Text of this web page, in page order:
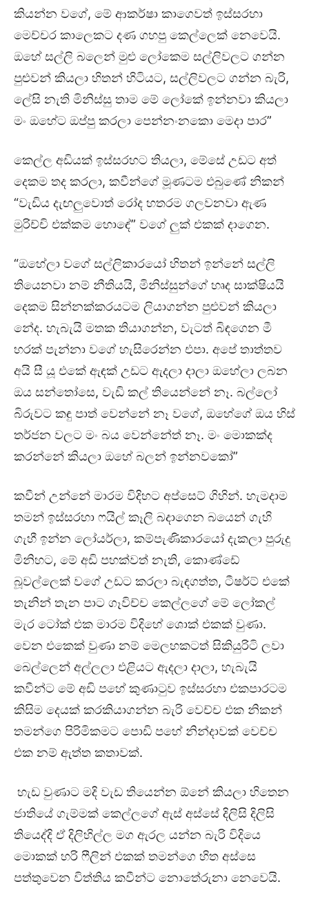
කියන්න වගේ, මේ ආකර්ෂා කාගෙවත් ඉස්සරහා
මෙච්චර කාලෙකට දණ ගහපු කෙල්ලෙක් නෙවෙයි.
ඔහේ සල්ලි බලෙන් මුළු ලෝකෙම සල්ලිවලට ගන්න
පුළුවන් කියලා හිතන් හිටියට, සල්ලිවලට ගන්න බැරි,
ලේසි නැති මිනිස්සු තාම මේ ලෝකේ ඉන්නවා කියලා
මං ඔහේට ඔප්පු කරලා පෙන්නංනකො මෙදා පාර”
කෙල්ල අඩියක් ඉස්සරහට තියලා, මේසේ උඩට අත්
දෙකම තද කරලා, කවීන්ගේ මූණටම එබුණේ නිකන්
“වැඩිය දැඟලුවොත් රෝද හතරම ගලවනවා ඇණ
මුරිච්චි එක්කම හොඳේ” වගේ ලුක් එකක් දාගෙන.
“ඔහේලා වගේ සල්ලිකාරයෝ හිතන් ඉන්නේ සල්ලි
තියෙනවා නම් නීතියයි, මිනිස්සුන්ගේ හෘද සාක්ෂියයි
දෙකම සින්නක්කරයටම ලියාගන්න පුළුවන් කියලා
නේද. හැබැයි මතක තියාගන්න, වැටත් බිඳගෙන මී
හරක් පැන්නා වගේ හැසිරෙන්න එපා. අපේ තාත්තව
අයි සී යූ එකේ ඇඳක් උඩට ඇදලා දාලා ඔහේලා ලබන
ඔය සන්තෝසෙ, වැඩි කල් තියෙන්නේ නෑ. බල්ලෝ
බිරුවට කඳු පාත් වෙන්නේ නෑ වගේ, ඔහේගේ ඔය හිස්
තර්ජන වලට මං බය වෙන්නේත් නෑ. මං මොකක්ද
කරන්නේ කියලා ඔහේ බලන් ඉන්නවකෝ”
කවීන් උන්නේ මාරම විදිහට අප්සෙට් ගිහින්. හැමදාම
තමන් ඉස්සරහා ෆයිල් කෑලි බදාගෙන බයෙන් ගැහි
ගැහී ඉන්න ලෝයර්ලා, කම්පැණිකාරයෝ දැකලා පුරුදු
මිනිහට, මේ අඩි පහක්වත් නැති, කොණ්ඩේ
බූවල්ලෙක් වගේ උඩට කරලා බැඳගත්ත, ටීෂර්ට් එකේ
තැනින් තැන පාට ගෑවිච්ච කෙල්ලගේ මේ ලෝකල්
මැර ටෝක් එක මාරම විදිහේ ශොක් එකක් වුණා.
වෙන එකෙක් වුණා නම් මෙලහකටත් සිකියුරිටි ලවා
බෙල්ලෙන් අල්ලලා එළියට ඇදලා දාලා, හැබැයි
කවීන්ට මේ අඩි පහේ කුණාටුව ඉස්සරහා එකපාරටම
කිසිම දෙයක් කරකියාගන්න බැරි වෙච්ච එක නිකන්
තමන්ගෙ පිරිමිකමට පොඩි පහේ නින්දාවක් වෙච්ච
එක නම් ඇත්ත කතාවක්.
හැඩ වුණාට මදි වැඩ තියෙන්න ඕනේ කියලා හිතෙන
ජාතියේ ගැම්මක් කෙල්ලගේ ඇස් අස්සේ දිලිසි දිලිසි
තියෙද්දි ඒ දිලිහිල්ල මග ඇරල යන්න බැරි විදියෙ
මොකක් හරි ෆීලින් එකක් තමන්ගෙ හිත අස්සෙ
පත්තුවෙන විත්තිය කවීන්ට නොතේරුනා නෙවෙයි.